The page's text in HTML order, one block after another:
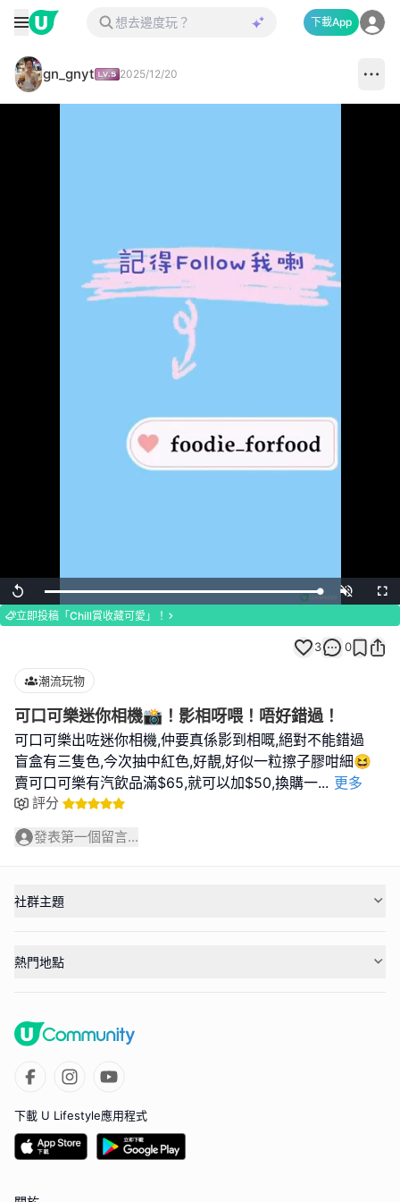
下載App
gn_gnyt 2025/12/20
Replay Loaded:
100.00%
Unmute
立即投稿「Chill賞收藏可愛」！
3 0
潮流玩物
可口可樂迷你相機📸！影相呀喂！唔好錯過！
可口可樂出咗迷你相機,仲要真係影到相嘅,絕對不能錯過
盲盒有三隻色,今次抽中紅色,好靚,好似一粒擦子膠咁細😆
賣可口可樂有汽飲品滿$65,就可以加$50,換購一... 更多
評分
發表第一個留言...
社群主題
熱門地點
下載 U Lifestyle應用程式